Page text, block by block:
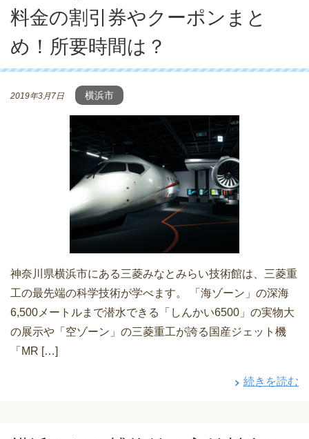
料金の割引券やクーポンまと
め！所要時間は？
2019年3月7日 横浜市
神奈川県横浜市にある三菱みなとみらい技術館は、三菱重
工の最先端の科学技術が学べます。 「海ゾーン」の深海
6,500メートルまで潜水できる「しんかい6500」の実物大
の展示や「空ゾーン」の三菱重工が誇る国産ジェット機
「MR […]
続きを読む